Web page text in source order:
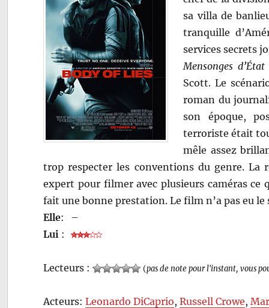
sa villa de
tranquille
services secrets
Mensonges d’État
Scott. Le
roman du
son époque,
terroriste était
mêle assez
trop respecter les conventions du genre. La
expert pour filmer avec plusieurs caméras
fait une bonne prestation. Le film n’a pas eu le
Elle:
–
Lui :
Lecteurs : (pas de note pour l'instant, vous
Acteurs:Leonardo DiCaprio,Russell Crowe,